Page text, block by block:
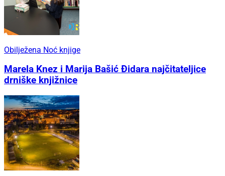
Obilježena Noć knjige
Marela Knez i Marija Bašić Đidara najčitateljice
drniške knjižnice